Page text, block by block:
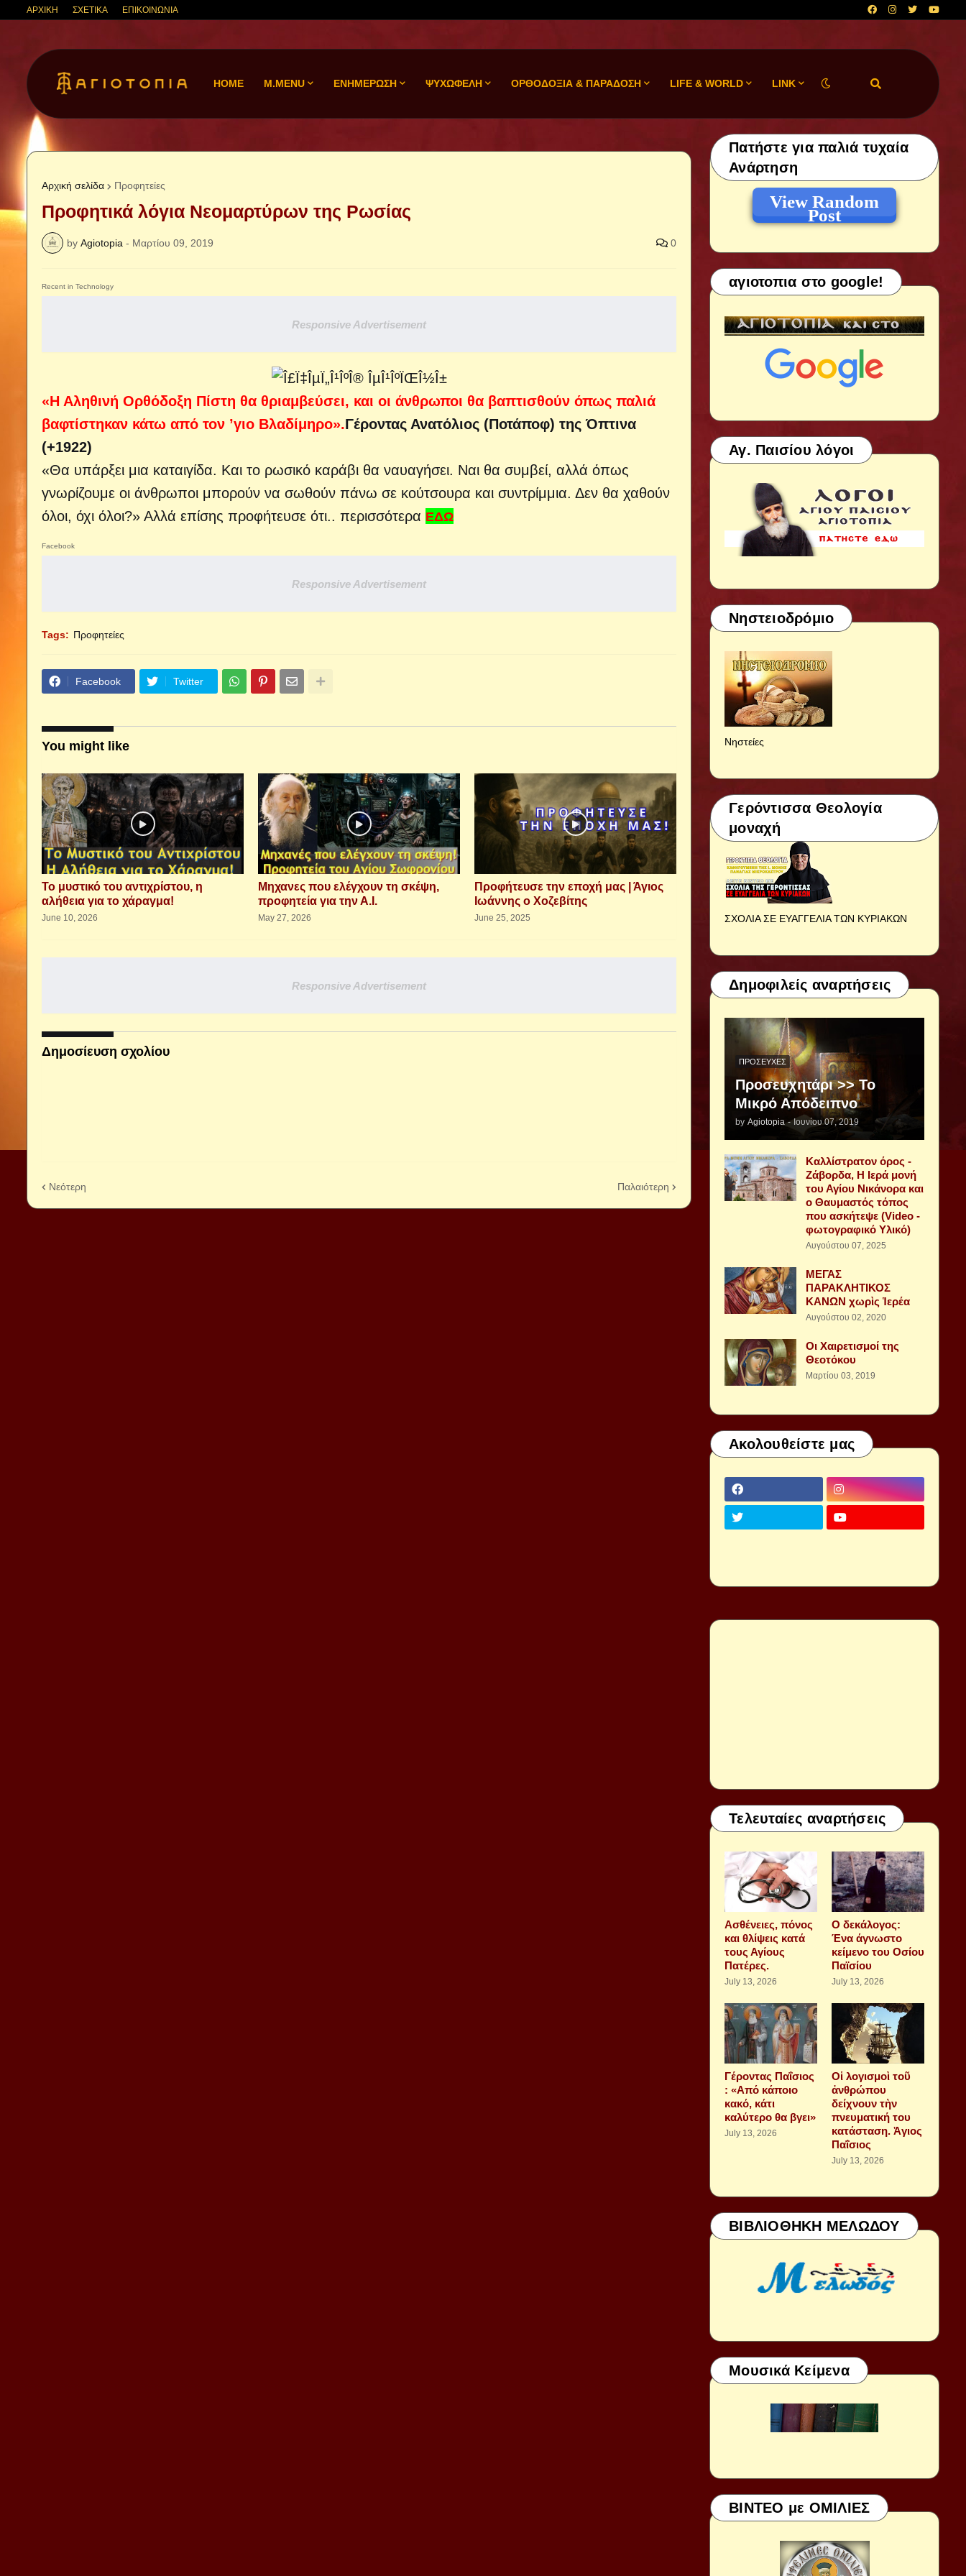
ΑΡΧΙΚΗ ΣΧΕΤΙΚΑ ΕΠΙΚΟΙΝΩΝΙΑ
HOME M.MENU ΕΝΗΜΕΡΩΣΗ ΨΥΧΩΦΕΛΗ ΟΡΘΟΔΟΞΙΑ & ΠΑΡΑΔΟΣΗ LIFE & WORLD LINK
Αρχική σελίδα Προφητείες
Προφητικά λόγια Νεομαρτύρων της Ρωσίας
by Agiotopia - Μαρτίου 09, 2019 0
Recent in Technology
Responsive Advertisement
«Η Αληθινή Ορθόδοξη Πίστη θα θριαμβεύσει, και οι άνθρωποι θα βαπτισθούν όπως παλιά
βαφτίστηκαν κάτω από τον ʼγιο Βλαδίμηρο».Γέροντας Ανατόλιος (Ποτάποφ) της Όπτινα
(+1922)
«Θα υπάρξει μια καταιγίδα. Και το ρωσικό καράβι θα ναυαγήσει. Ναι θα συμβεί, αλλά όπως
γνωρίζουμε οι άνθρωποι μπορούν να σωθούν πάνω σε κούτσουρα και συντρίμμια. Δεν θα χαθούν
όλοι, όχι όλοι?» Αλλά επίσης προφήτευσε ότι.. περισσότερα ΕΔΩ
Facebook
Responsive Advertisement
Tags: Προφητείες
Facebook Twitter
You might like
Το μυστικό του αντιχρίστου, η
αλήθεια για το χάραγμα!
June 10, 2026
Μηχανες που ελέγχουν τη σκέψη,
προφητεία για την Α.Ι.
May 27, 2026
Προφήτευσε την εποχή μας | Άγιος
Ιωάννης ο Χοζεβίτης
June 25, 2025
Responsive Advertisement
Δημοσίευση σχολίου
Νεότερη Παλαιότερη
Πατήστε για παλιά τυχαία
Ανάρτηση
View Random
Post
αγιοτοπια στο google!
Αγ. Παισίου λόγοι
Νηστειοδρόμιο
Νηστείες
Γερόντισσα Θεολογία
μοναχή
ΣΧΟΛΙΑ ΣΕ ΕΥΑΓΓΕΛΙΑ ΤΩΝ ΚΥΡΙΑΚΩΝ
Δημοφιλείς αναρτήσεις
ΠΡΟΣΕΥΧΈΣ
Προσευχητάρι >> Το
Μικρό Απόδειπνο
by Agiotopia - Ιουνίου 07, 2019
Καλλίστρατον όρος -
Ζάβορδα, Η Ιερά μονή
του Αγίου Νικάνορα και
ο Θαυμαστός τόπος
που ασκήτεψε (Video -
φωτογραφικό Υλικό)
Αυγούστου 07, 2025
ΜΕΓΑΣ
ΠΑΡΑΚΛΗΤΙΚΟΣ
ΚΑΝΩΝ χωρὶς Ἱερέα
Αυγούστου 02, 2020
Οι Χαιρετισμοί της
Θεοτόκου
Μαρτίου 03, 2019
Ακολουθείστε μας
Τελευταίες αναρτήσεις
Aσθένειες, πόνος
και θλίψεις κατά
τους Αγίους
Πατέρες.
July 13, 2026
Ο δεκάλογος:
Ένα άγνωστο
κείμενο του Οσίου
Παϊσίου
July 13, 2026
Γέροντας Παΐσιος
: «Από κάποιο
κακό, κάτι
καλύτερο θα βγει»
July 13, 2026
Οἱ λογισμοὶ τοῦ
ἀνθρώπου
δείχνουν τὴν
πνευματική του
κατάσταση. Ἁγιος
Παΐσιος
July 13, 2026
ΒΙΒΛΙΟΘΗΚΗ ΜΕΛΩΔΟΥ
Μουσικά Κείμενα
ΒΙΝΤΕΟ με ΟΜΙΛΙΕΣ